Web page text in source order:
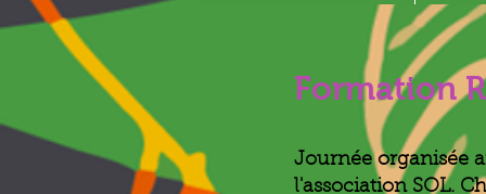
Formation
Journée organisée
l'association SOL.